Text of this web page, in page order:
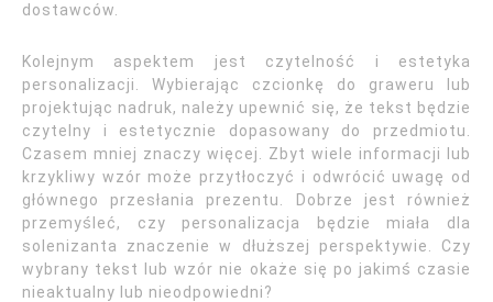
dostawców.
Kolejnym aspektem jest czytelność i estetyka
personalizacji. Wybierając czcionkę do graweru lub
projektując nadruk, należy upewnić się, że tekst będzie
czytelny i estetycznie dopasowany do przedmiotu.
Czasem mniej znaczy więcej. Zbyt wiele informacji lub
krzykliwy wzór może przytłoczyć i odwrócić uwagę od
głównego przesłania prezentu. Dobrze jest również
przemyśleć, czy personalizacja będzie miała dla
solenizanta znaczenie w dłuższej perspektywie. Czy
wybrany tekst lub wzór nie okaże się po jakimś czasie
nieaktualny lub nieodpowiedni?